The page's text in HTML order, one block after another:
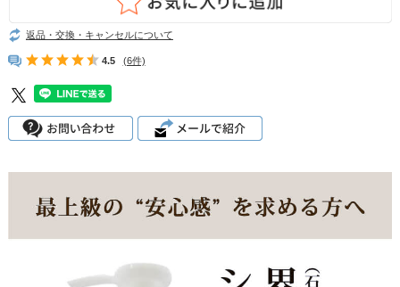
返品・交換・キャンセルについて
4.5 (6件)